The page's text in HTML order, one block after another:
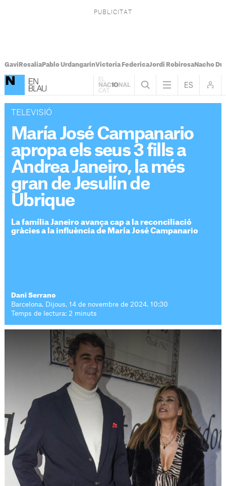
Gavi RosalíaPablo UrdangarinVictoria FedericaJordi RobirosaNacho
TELEVISIÓ
María José Campanario
apropa els seus 3 fills a
Andrea Janeiro, la més
gran de Jesulín de
Ubrique
La família Janeiro avança cap a la reconciliació
gràcies a la influència de María José Campanario
Dani Serrano
Barcelona. Dijous, 14 de novembre de 2024. 10:30
Temps de lectura: 2 minuts